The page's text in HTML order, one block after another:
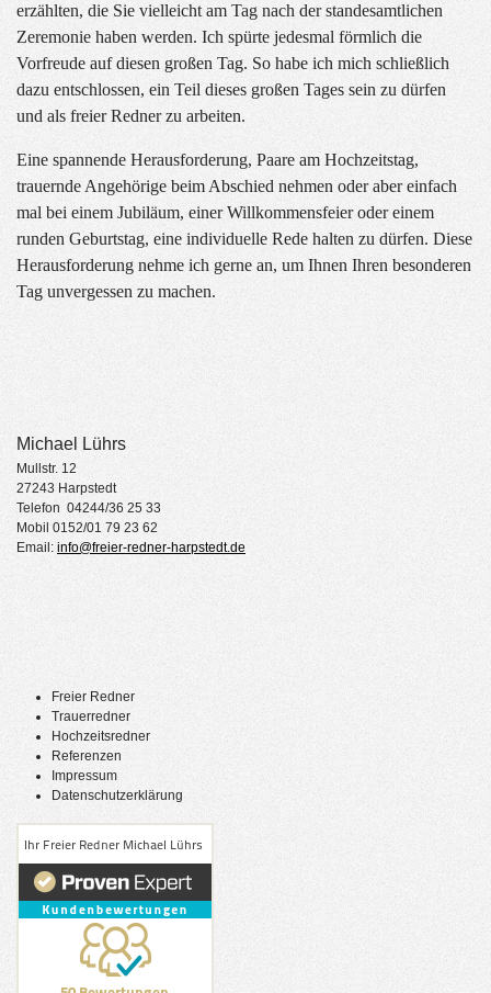
erzählten, die Sie vielleicht am Tag nach der standesamtlichen
Zeremonie haben werden. Ich spürte jedesmal förmlich die
Vorfreude auf diesen großen Tag. So habe ich mich schließlich
dazu entschlossen, ein Teil dieses großen Tages sein zu dürfen
und als freier Redner zu arbeiten.
Eine spannende Herausforderung, Paare am Hochzeitstag,
trauernde Angehörige beim Abschied nehmen oder aber einfach
mal bei einem Jubiläum, einer Willkommensfeier oder einem
runden Geburtstag, eine individuelle Rede halten zu dürfen. Diese
Herausforderung nehme ich gerne an, um Ihnen Ihren besonderen
Tag unvergessen zu machen.
Michael Lührs
Mullstr. 12
27243 Harpstedt
Telefon 04244/36 25 33
Mobil 0152/01 79 23 62
Email: info@freier-redner-harpstedt.de
Freier Redner
Trauerredner
Hochzeitsredner
Referenzen
Impressum
Datenschutzerklärung